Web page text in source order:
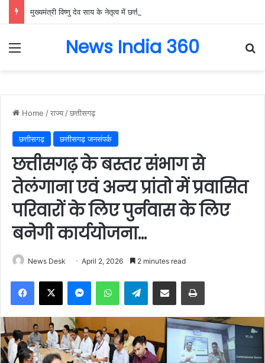
Menu News India 360
Home /राज्य /छत्तीसगढ़
छत्तीसगढ़ छत्तीसगढ़ जनसंपर्क
छत्तीसगढ़ के बस्तर संभाग से
तेलंगाना एवं अन्य प्रांतो में प्रवासित
परिवारों के लिए पुर्नवास के लिए
बनेगी कार्ययोजना…
News Desk April 2, 2026 2 minutes read
Facebook
X MessengerWhatsAppTelegramShare via Email Print